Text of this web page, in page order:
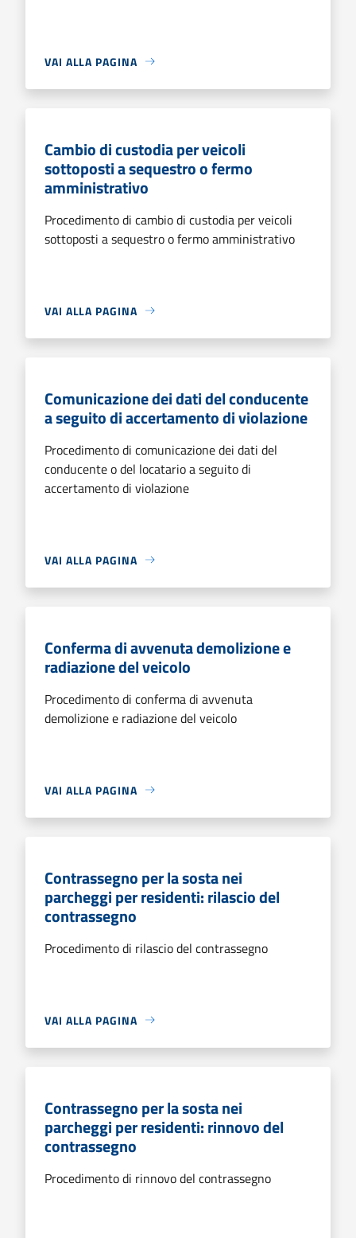
VAI ALLA PAGINA
Cambio di custodia per veicoli
sottoposti a sequestro o fermo
amministrativo
Procedimento di cambio di custodia per veicoli
sottoposti a sequestro o fermo amministrativo
VAI ALLA PAGINA
Comunicazione dei dati del conducente
a seguito di accertamento di violazione
Procedimento di comunicazione dei dati del
conducente o del locatario a seguito di
accertamento di violazione
VAI ALLA PAGINA
Conferma di avvenuta demolizione e
radiazione del veicolo
Procedimento di conferma di avvenuta
demolizione e radiazione del veicolo
VAI ALLA PAGINA
Contrassegno per la sosta nei
parcheggi per residenti: rilascio del
contrassegno
Procedimento di rilascio del contrassegno
VAI ALLA PAGINA
Contrassegno per la sosta nei
parcheggi per residenti: rinnovo del
contrassegno
Procedimento di rinnovo del contrassegno